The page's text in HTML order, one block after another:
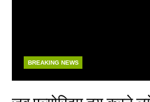
BREAKING NEWS